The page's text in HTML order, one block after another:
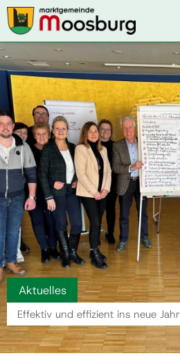
Kontakt
Suche nach:
Startseite
Kundenservice
Ihr Anliegen
Veranstaltungen
Politik
Gemeinde
Aktuelles
Effektiv und effizient ins neue Jahr